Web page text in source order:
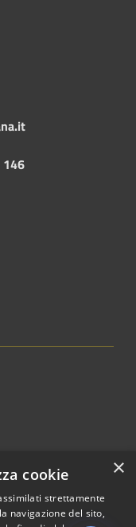
×
cookie
strettamente
navigazione del sito,